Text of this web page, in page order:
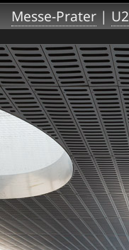
Messe-Prater | U2